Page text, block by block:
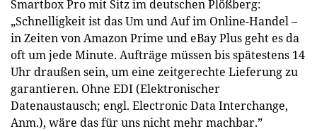
Smartbox Pro mit Sitz im deutschen Plößberg:
„Schnelligkeit ist das Um und Auf im Online-Handel –
in Zeiten von Amazon Prime und eBay Plus geht es da
oft um jede Minute. Aufträge müssen bis spätestens 14
Uhr draußen sein, um eine zeitgerechte Lieferung zu
garantieren. Ohne EDI (Elektronischer
Datenaustausch; engl. Electronic Data Interchange,
Anm.), wäre das für uns nicht mehr machbar.”